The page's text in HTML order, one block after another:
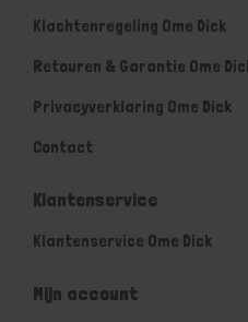
Klachtenregeling Ome Dick
Retouren & Garantie Ome
Privacyverklaring Ome Dick
Contact
Klantenservice
Klantenservice Ome Dick
Mijn account